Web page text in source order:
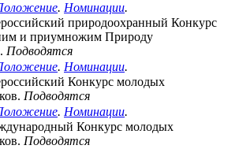
. Номинации.
природоохранный Конкурс
и приумножим Природу
Подводятся
. Номинации.
Конкурс молодых
Подводятся
. Номинации.
Конкурс молодых
Подводятся